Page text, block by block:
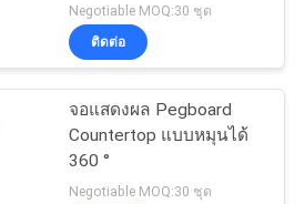
Negotiable MOQ:30 ชุด
ติดต่อ
จอแสดงผล Pegboard
Countertop แบบหมุนได้
360 °
Negotiable MOQ:30 ชุด